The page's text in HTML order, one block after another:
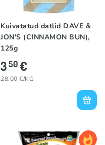
Kuivatatud datlid DAVE &
JON'S (CINNAMON BUN),
125g
350€
28.00 €/KG